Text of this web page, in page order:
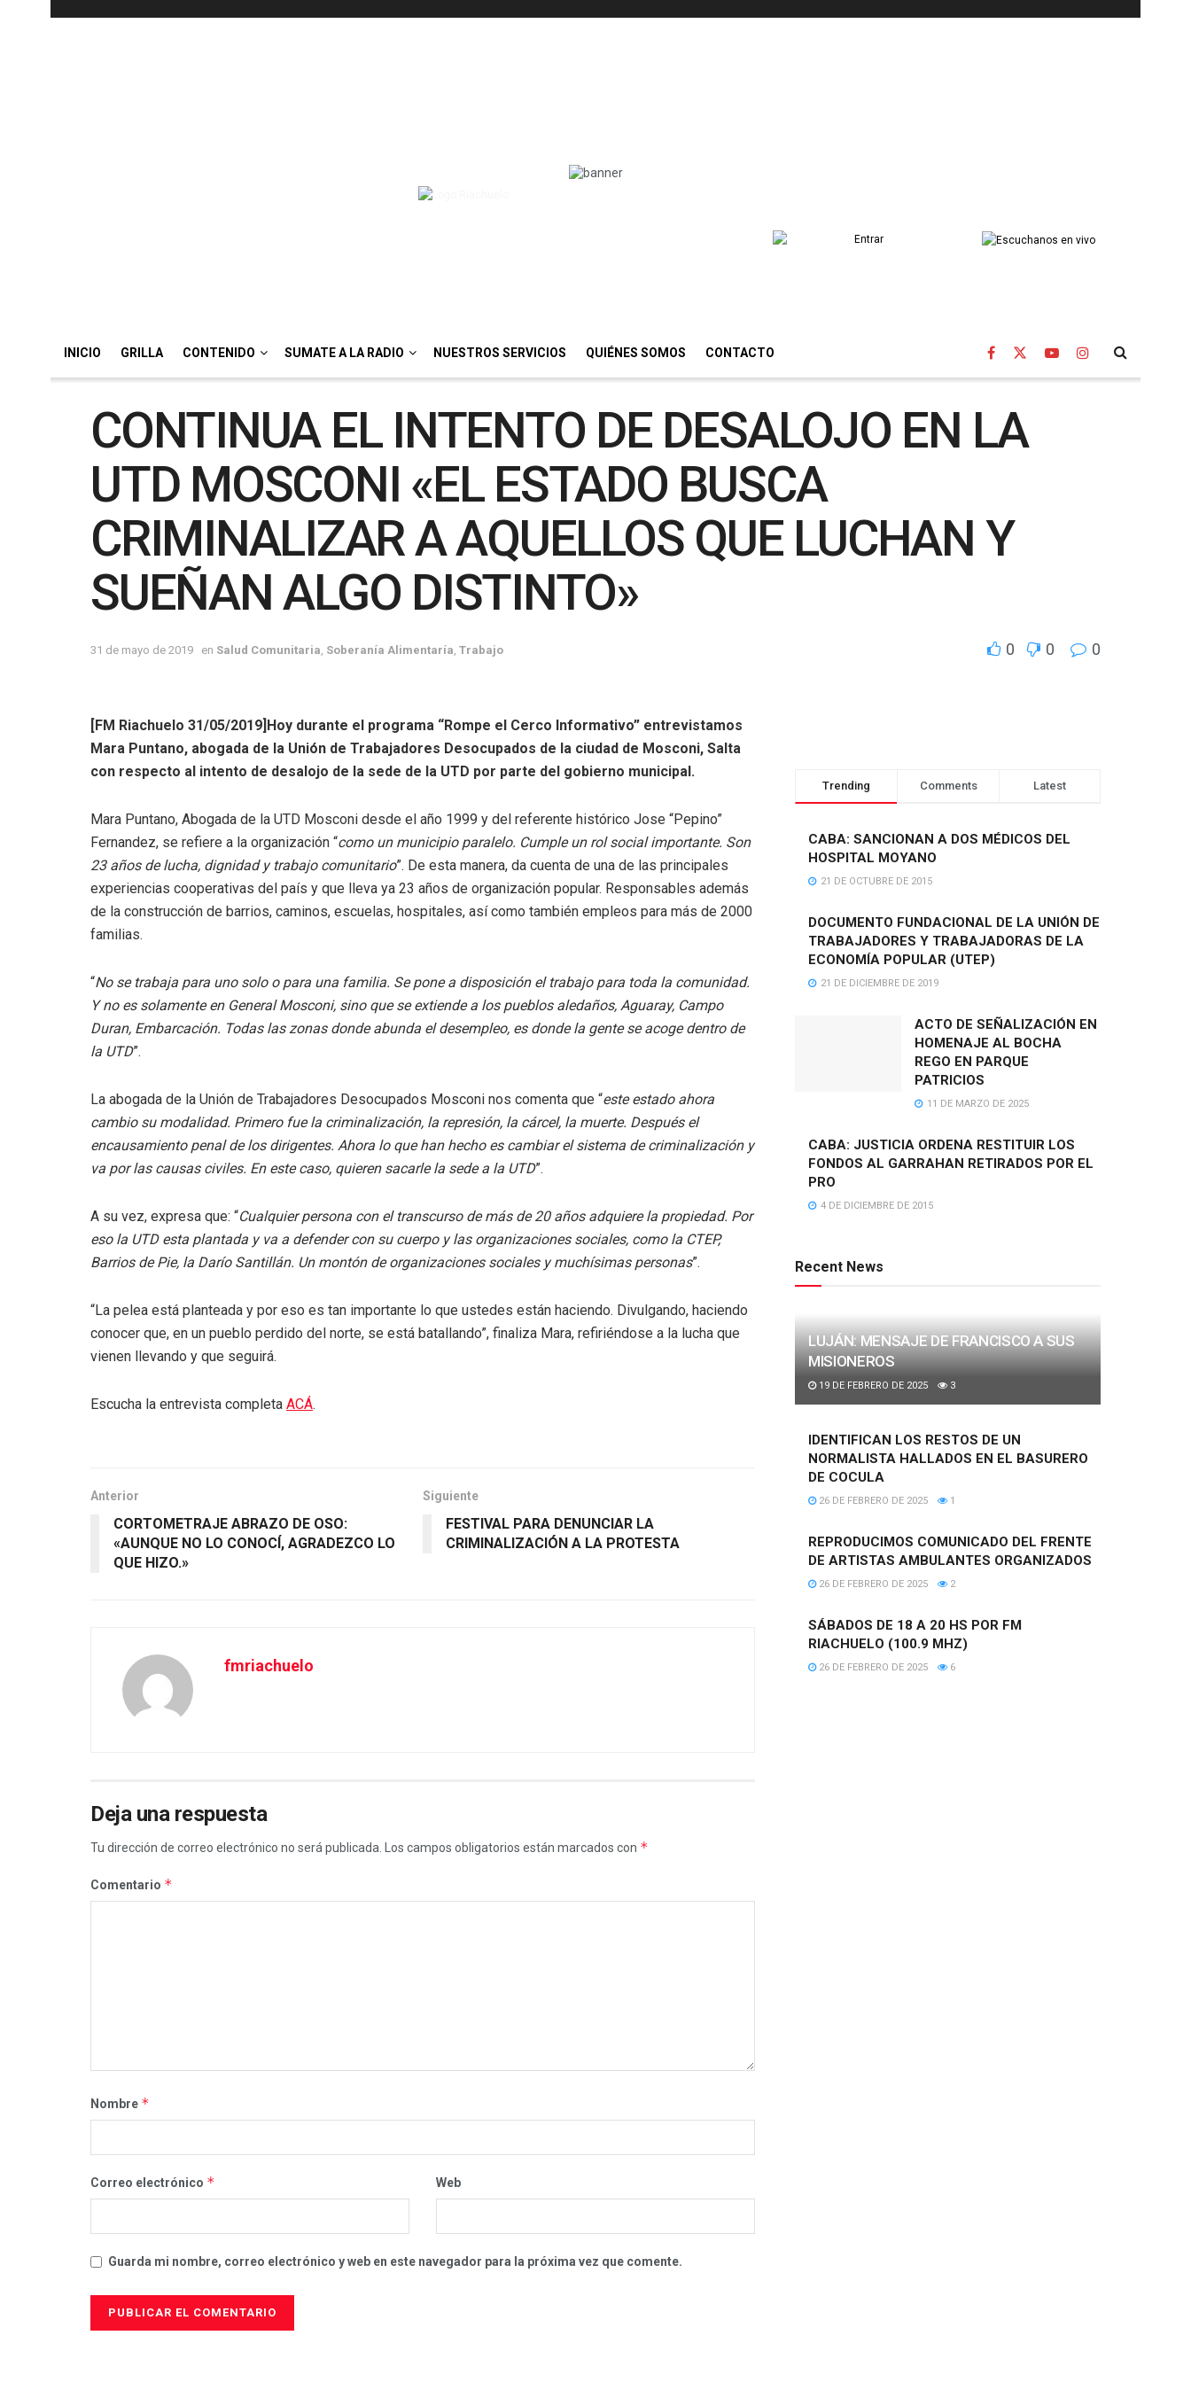
INICIO GRILLA CONTENIDO SUMATE A LA RADIO NUESTROS SERVICIOS QUIÉNES SOMOS CONTACTO
CONTINUA EL INTENTO DE DESALOJO EN LA
UTD MOSCONI «EL ESTADO BUSCA
CRIMINALIZAR A AQUELLOS QUE LUCHAN Y
SUEÑAN ALGO DISTINTO»
31 de mayo de 2019 en Salud Comunitaria, Soberanía Alimentaría, Trabajo 0 0 0
[FM Riachuelo 31/05/2019]Hoy durante el programa “Rompe el Cerco Informativo” entrevistamos
Mara Puntano, abogada de la Unión de Trabajadores Desocupados de la ciudad de Mosconi, Salta
con respecto al intento de desalojo de la sede de la UTD por parte del gobierno municipal.
Mara Puntano, Abogada de la UTD Mosconi desde el año 1999 y del referente histórico Jose “Pepino”
Fernandez, se refiere a la organización “como un municipio paralelo. Cumple un rol social importante. Son
23 años de lucha, dignidad y trabajo comunitario”. De esta manera, da cuenta de una de las principales
experiencias cooperativas del país y que lleva ya 23 años de organización popular. Responsables además
de la construcción de barrios, caminos, escuelas, hospitales, así como también empleos para más de 2000
familias.
“No se trabaja para uno solo o para una familia. Se pone a disposición el trabajo para toda la comunidad.
Y no es solamente en General Mosconi, sino que se extiende a los pueblos aledaños, Aguaray, Campo
Duran, Embarcación. Todas las zonas donde abunda el desempleo, es donde la gente se acoge dentro de
la UTD”.
La abogada de la Unión de Trabajadores Desocupados Mosconi nos comenta que “este estado ahora
cambio su modalidad. Primero fue la criminalización, la represión, la cárcel, la muerte. Después el
encausamiento penal de los dirigentes. Ahora lo que han hecho es cambiar el sistema de criminalización y
va por las causas civiles. En este caso, quieren sacarle la sede a la UTD”.
A su vez, expresa que: “Cualquier persona con el transcurso de más de 20 años adquiere la propiedad. Por
eso la UTD esta plantada y va a defender con su cuerpo y las organizaciones sociales, como la CTEP,
Barrios de Pie, la Darío Santillán. Un montón de organizaciones sociales y muchísimas personas”.
“La pelea está planteada y por eso es tan importante lo que ustedes están haciendo. Divulgando, haciendo
conocer que, en un pueblo perdido del norte, se está batallando”, finaliza Mara, refiriéndose a la lucha que
vienen llevando y que seguirá.
Escucha la entrevista completa ACÁ.
Anterior
CORTOMETRAJE ABRAZO DE OSO:
«AUNQUE NO LO CONOCÍ, AGRADEZCO LO
QUE HIZO.»
Siguiente
FESTIVAL PARA DENUNCIAR LA
CRIMINALIZACIÓN A LA PROTESTA
fmriachuelo
Deja una respuesta
Tu dirección de correo electrónico no será publicada. Los campos obligatorios están marcados con *
Comentario *
Nombre *
Correo electrónico * Web
Guarda mi nombre, correo electrónico y web en este navegador para la próxima vez que comente.
Trending Comments Latest
CABA: SANCIONAN A DOS MÉDICOS DEL
HOSPITAL MOYANO
21 DE OCTUBRE DE 2015
DOCUMENTO FUNDACIONAL DE LA UNIÓN DE
TRABAJADORES Y TRABAJADORAS DE LA
ECONOMÍA POPULAR (UTEP)
21 DE DICIEMBRE DE 2019
ACTO DE SEÑALIZACIÓN EN
HOMENAJE AL BOCHA
REGO EN PARQUE
PATRICIOS
11 DE MARZO DE 2025
CABA: JUSTICIA ORDENA RESTITUIR LOS
FONDOS AL GARRAHAN RETIRADOS POR EL
PRO
4 DE DICIEMBRE DE 2015
Recent News
LUJÁN: MENSAJE DE FRANCISCO A SUS
MISIONEROS
19 DE FEBRERO DE 2025 3
IDENTIFICAN LOS RESTOS DE UN
NORMALISTA HALLADOS EN EL BASURERO
DE COCULA
26 DE FEBRERO DE 2025 1
REPRODUCIMOS COMUNICADO DEL FRENTE
DE ARTISTAS AMBULANTES ORGANIZADOS
26 DE FEBRERO DE 2025 2
SÁBADOS DE 18 A 20 HS POR FM
RIACHUELO (100.9 MHZ)
26 DE FEBRERO DE 2025 6